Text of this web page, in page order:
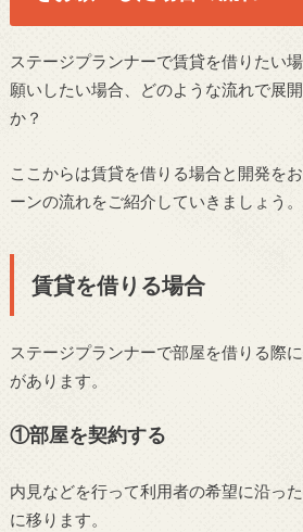
ステージプランナーで賃貸を借りたい
願いしたい場合、どのような流れで展
か？
ここからは賃貸を借りる場合と開発を
ーンの流れをご紹介していきましょう。
賃貸を借りる場合
ステージプランナーで部屋を借りる際
があります。
①部屋を契約する
内見などを行って利用者の希望に沿っ
に移ります。